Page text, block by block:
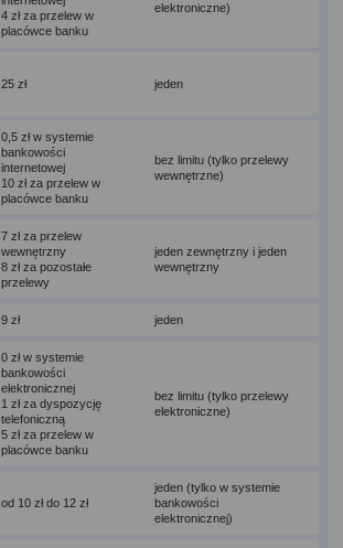
4 zł za przelew w
placówce banku
elektroniczne)
25 zł jeden
0,5 zł w systemie
bankowości
internetowej
10 zł za przelew w
placówce banku
bez limitu (tylko przelewy
wewnętrzne)
7 zł za przelew
wewnętrzny
8 zł za pozostałe
przelewy
jeden zewnętrzny i jeden
wewnętrzny
9 zł jeden
0 zł w systemie
bankowości
elektronicznej
1 zł za dyspozycję
telefoniczną
5 zł za przelew w
placówce banku
bez limitu (tylko przelewy
elektroniczne)
od 10 zł do 12 zł
jeden (tylko w systemie
bankowości
elektronicznej)